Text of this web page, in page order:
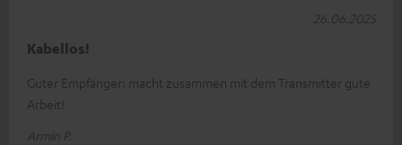
Kabellos!
Guter Empfänger: macht zusammen mit dem Transmitter gute
Arbeit!
Armin P.
26.06.2025